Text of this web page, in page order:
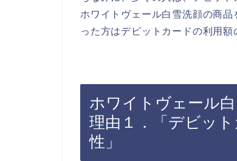
ホワイトヴェール白雪洗顔の商
った方はデビットカードの利用
ホワイトヴェール
理由１．「デビッ
性」